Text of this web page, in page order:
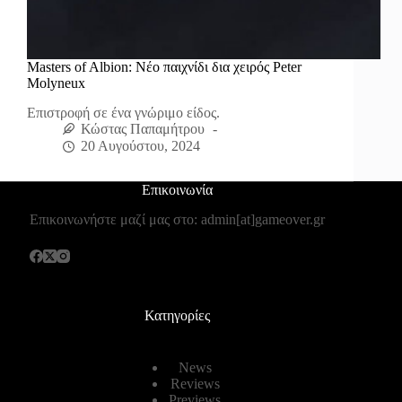
Masters of Albion: Νέο παιχνίδι δια χειρός Peter
Molyneux
Επιστροφή σε ένα γνώριμο είδος.
Κώστας Παπαμήτρου
20 Αυγούστου, 2024
Επικοινωνία
Επικοινωνήστε μαζί μας στο: admin[at]gameover.gr
Κατηγορίες
News
Reviews